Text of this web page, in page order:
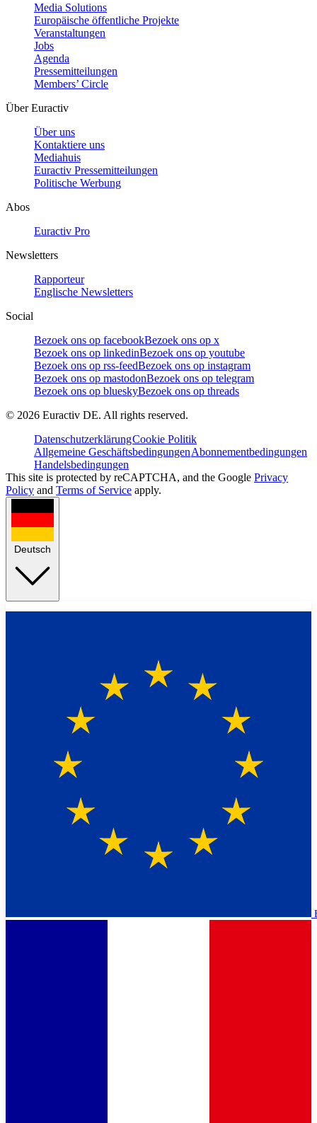
Media Solutions
Europäische öffentliche Projekte
Veranstaltungen
Jobs
Agenda
Pressemitteilungen
Members’ Circle
Über Euractiv
Über uns
Kontaktiere uns
Mediahuis
Euractiv Pressemitteilungen
Politische Werbung
Abos
Euractiv Pro
Newsletters
Rapporteur
Englische Newsletters
Social
Bezoek ons op facebookBezoek ons op x
Bezoek ons op linkedinBezoek ons op youtube
Bezoek ons op rss-feedBezoek ons op instagram
Bezoek ons op mastodonBezoek ons op telegram
Bezoek ons op blueskyBezoek ons op threads
© 2026 Euractiv DE. All rights reserved.
DatenschutzerklärungCookie Politik
Allgemeine GeschäftsbedingungenAbonnementbedingungen
Handelsbedingungen
This site is protected by reCAPTCHA, and the Google Privacy
Policy and Terms of Service apply.
Deutsch